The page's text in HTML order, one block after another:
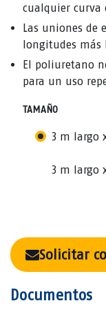
cualquier curva
Las uniones de
longitudes más
El poliuretano
para un uso
TAMAÑO
3 m largo
3 m largo
Solicitar
Documentos